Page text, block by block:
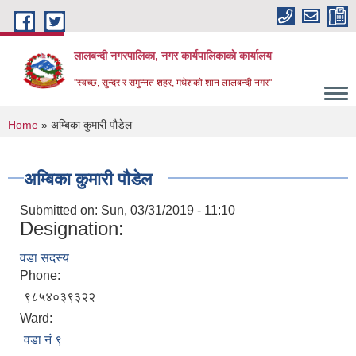
Skip to main content
लालबन्दी नगरपालिका, नगर कार्यपालिकाकाे कार्यालय
''स्वच्छ, सुन्दर र समुन्नत शहर, मधेशको शान लालबन्दी नगर''
You are here
Home » अम्बिका कुमारी पौडेल
अम्बिका कुमारी पौडेल
Submitted on: Sun, 03/31/2019 - 11:10
Designation:
वडा सदस्य
Phone:
९८५४०३९३२२
Ward:
वडा नं ९